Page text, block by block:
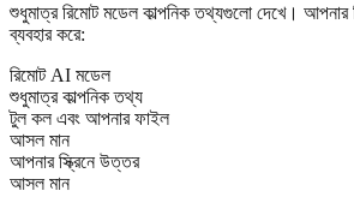
শুধুমাত্র রিমোট মডেল কাল্পনিক তথ্যগুলো দেখে।
ব্যবহার করে:
রিমোট AI মডেল
শুধুমাত্র কাল্পনিক তথ্য
টুল কল এবং আপনার ফাইল
আসল মান
আপনার স্ক্রিনে উত্তর
আসল মান